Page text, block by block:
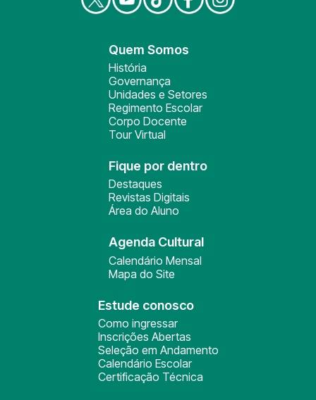
Quem Somos
História
Governança
Unidades e Setores
Regimento Escolar
Corpo Docente
Tour Virtual
Fique por dentro
Destaques
Revistas Digitais
Área do Aluno
Agenda Cultural
Calendário Mensal
Mapa do Site
Estude conosco
Como ingressar
Inscrições Abertas
Seleção em Andamento
Calendário Escolar
Certificação Técnica